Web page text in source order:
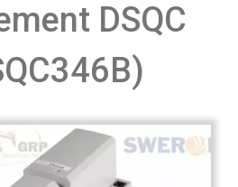
DSQC